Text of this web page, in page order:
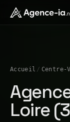
Accueil /
Loire